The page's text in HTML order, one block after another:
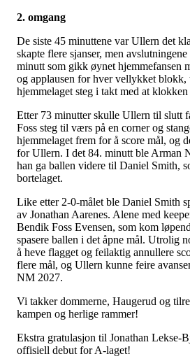
2. omgang
De siste 45 minuttene var Ullern det
skapte flere sjanser, men
minutt som gikk øynet hjemmefansen
og applausen for hver vellykket blokk,
hjemmelaget steg i takt med at
Etter 73 minutter skulle Ullern til slutt
Foss steg til værs på en corner og
hjemmelaget frem for å score mål, og
for Ullern. I det 84. minutt ble Arman
han ga ballen videre til Daniel Smith,
bortelaget.
Like etter 2-0-målet ble Daniel Smith
av Jonathan Aarenes. Alene med
Bendik Foss Evensen, som kom
spasere ballen i det åpne mål. Utrolig
å heve flagget og feilaktig annullere
flere mål, og Ullern kunne feire
NM 2027.
Vi takker dommerne, Haugerud og
kampen og herlige rammer!
Ekstra gratulasjon til Jonathan Lekse-
offisiell debut for A-laget!